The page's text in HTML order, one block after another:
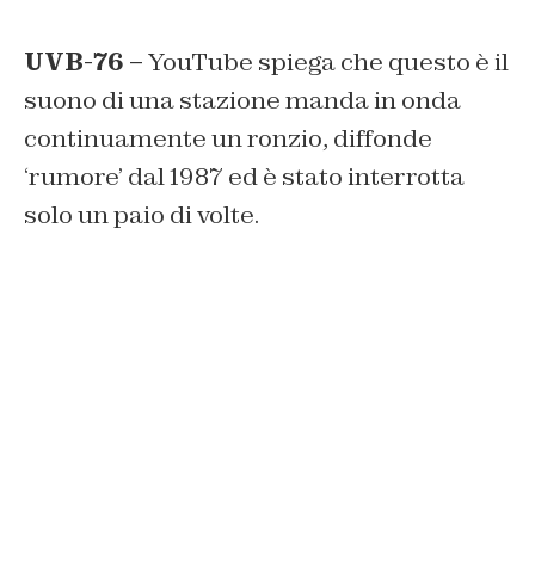
UVB-76 –YouTube spiega che questo è il
suono di una stazione manda in onda
continuamente un ronzio, diffonde
‘rumore’ dal 1987 ed è stato interrotta
solo un paio di volte.